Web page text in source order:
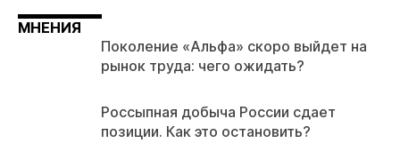
МНЕНИЯ
Поколение «Альфа» скоро выйдет на
рынок труда: чего ожидать?
Россыпная добыча России сдает
позиции. Как это остановить?